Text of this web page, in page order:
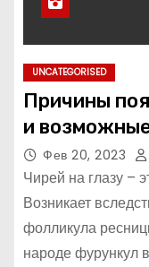
UNCATEGORISED
Причины
и
Фев 20, 2023
Чирей на глазу –
Возникает
фолликула
народе фурункул